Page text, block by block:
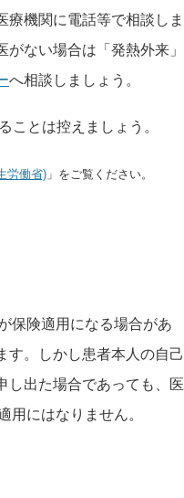
療機関に電話等で相談しま
ない場合は「発熱外来」
へ相談しましょう。
とは控えましょう。
労働省) 」をご覧ください。
保険適用になる場合があ
す。しかし患者本人の自己
し出た場合であっても、医
用にはなりません。